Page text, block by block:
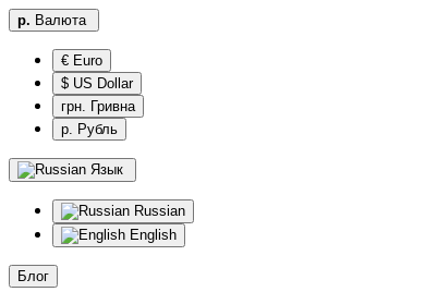
р. Валюта
€ Euro
$ US Dollar
грн. Гривна
р. Рубль
Язык
Russian
English
Блог